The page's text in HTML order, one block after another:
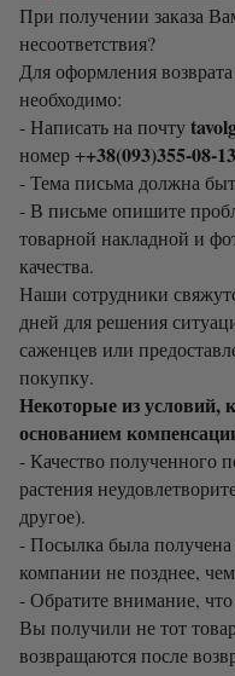
При получении заказа
несоответствия?
Для оформления
необходимо:
- Написать на почту
номер ++38(093)355-08-
- Тема письма должна
- В письме опишите
товарной накладной и
качества.
Наши сотрудники
дней для решения
саженцев или
покупку.
Некоторые из условий,
основанием
- Качество полученного
растения
другое).
- Посылка была
компании не позднее,
- Обратите внимание,
Вы получили не тот
возвращаются после